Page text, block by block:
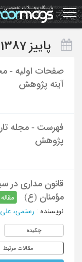
Skip
to
main
پاییز 1387 - شماره 19
صفحات اولیه -
آینه پژوهش
فهرست - مجله
پژوهش
قانون مداری در
مؤمنان (ع)
مقاله
نویسنده : رستمی،
چکیده
مقالات مرتبط